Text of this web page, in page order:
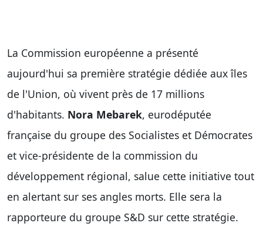
La Commission européenne a présenté
aujourd'hui sa première stratégie dédiée aux îles
de l'Union, où vivent près de 17 millions
d'habitants. Nora Mebarek, eurodéputée
française du groupe des Socialistes et Démocrates
et vice-présidente de la commission du
développement régional, salue cette initiative tout
en alertant sur ses angles morts. Elle sera la
rapporteure du groupe S&D sur cette stratégie.